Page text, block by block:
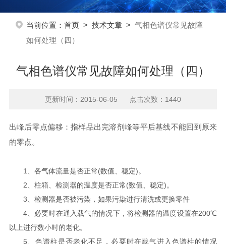
当前位置： 首页> 技术文章> 气相色谱仪常见故障
如何处理（四）
气相色谱仪常见故障如何处理（四）
更新时间：2015-06-05 点击次数：1440
出峰后零点偏移：指样品出完溶剂峰等平后基线不能回到原来
的零点。
1、各气体流量是否正常(数值、稳定)。
2、柱箱、检测器的温度是否正常(数值、稳定)。
3、检测器是否被污染，如果污染进行清洗或更换零件
4、必要时在通入载气的情况下，将检测器的温度设置在200℃
以上进行数小时的老化。
5、色谱柱是否老化不足，必要时在载气进入色谱柱的情况